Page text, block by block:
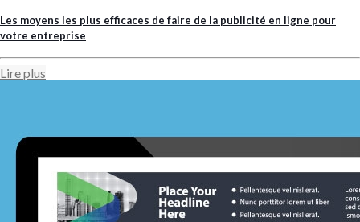
Les moyens les plus efficaces de faire de la publicité en ligne pour
votre entreprise
Lire plus